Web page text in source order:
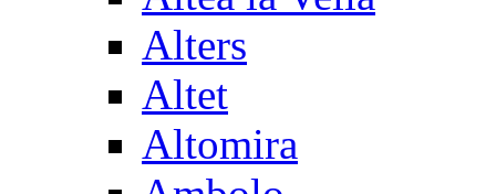
Alters
Altet
Altomira